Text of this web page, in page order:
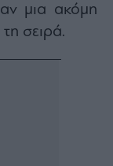
μια ακόμη
σειρά.